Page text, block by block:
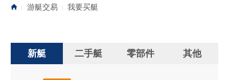
| 游艇交易 | 我要买艇
新艇 二手艇 零部件 其他